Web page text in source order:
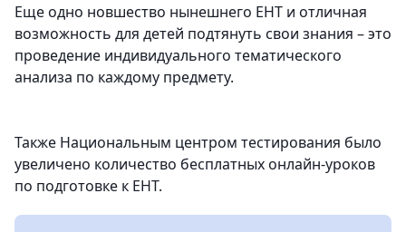
Еще одно новшество нынешнего ЕНТ и отличная
возможность для детей подтянуть свои знания – это
проведение индивидуального тематического
анализа по каждому предмету.
Также Национальным центром тестирования было
увеличено количество бесплатных онлайн-уроков
по подготовке к ЕНТ.